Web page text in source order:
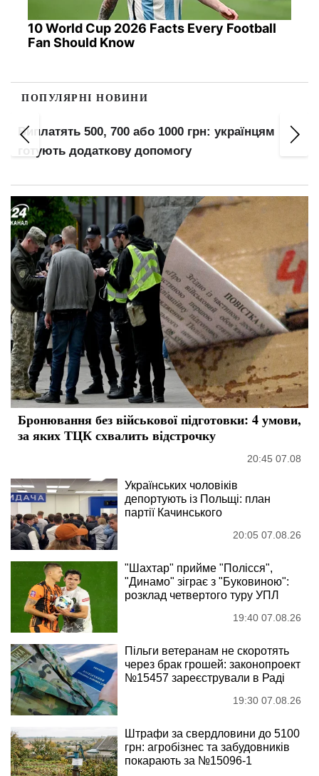
10 World Cup 2026 Facts Every Football
Fan Should Know
ПОПУЛЯРНІ НОВИНИ
Виплатять 500, 700 або 1000 грн: українцям
готують додаткову допомогу
Бронювання без військової підготовки: 4 умови,
за яких ТЦК схвалить відстрочку
20:45 07.08
Українських чоловіків
депортують із Польщі: план
партії Качинського
20:05 07.08.26
"Шахтар" прийме "Полісся",
"Динамо" зіграє з "Буковиною":
розклад четвертого туру УПЛ
19:40 07.08.26
Пільги ветеранам не скоротять
через брак грошей: законопроект
№15457 зареєстрували в Раді
19:30 07.08.26
Штрафи за свердловини до 5100
грн: агробізнес та забудовників
покарають за №15096-1